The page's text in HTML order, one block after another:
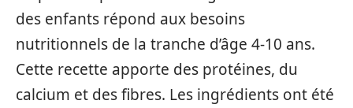
des enfants répond aux besoins
nutritionnels de la tranche d’âge 4-10 ans.
Cette recette apporte des protéines, du
calcium et des fibres. Les ingrédients ont été